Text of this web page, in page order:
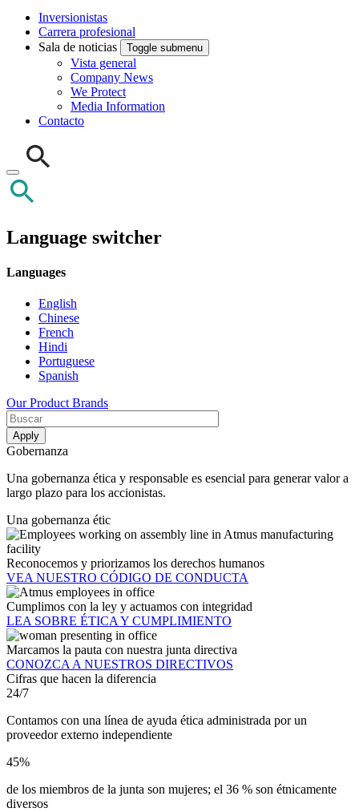
Inversionistas
Carrera profesional
Sala de noticias
Toggle submenu
Vista general
Company News
We Protect
Media Information
Contacto
Language switcher
Languages
English
Chinese
French
Hindi
Portuguese
Spanish
Our Product Brands
Gobernanza
Una gobernanza ética y responsable es esencial para generar valor a
largo plazo para los accionistas.
Una gobernanza étic
Reconocemos y priorizamos los derechos humanos
VEA NUESTRO CÓDIGO DE CONDUCTA
Cumplimos con la ley y actuamos con integridad
LEA SOBRE ÉTICA Y CUMPLIMIENTO
Marcamos la pauta con nuestra junta directiva
CONOZCA A NUESTROS DIRECTIVOS
Cifras que hacen la diferencia
24/7
Contamos con una línea de ayuda ética administrada por un
proveedor externo independiente
45%
de los miembros de la junta son mujeres; el 36 % son étnicamente
diversos